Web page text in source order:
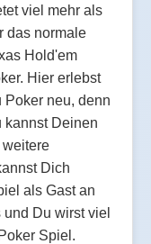
viel mehr als
das normale
Hold'em
Hier erlebst
Poker neu, denn
kannst Deinen
Dich
als Gast an
Du wirst viel
Spiel.